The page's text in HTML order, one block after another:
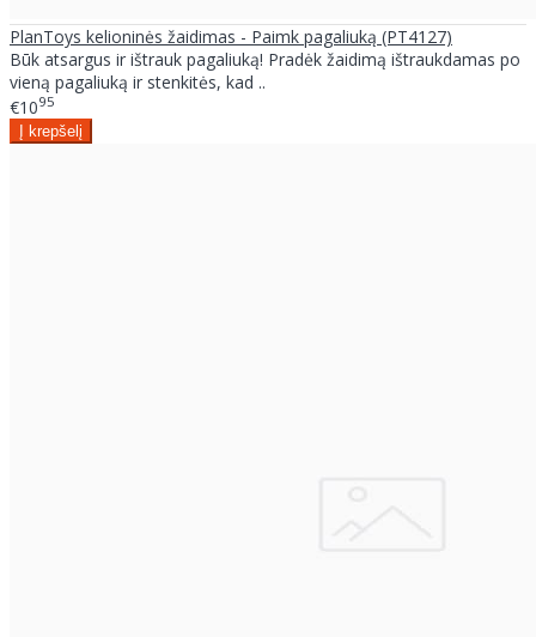
PlanToys kelioninės žaidimas - Paimk pagaliuką (PT4127)
Būk atsargus ir ištrauk pagaliuką! Pradėk žaidimą ištraukdamas po
vieną pagaliuką ir stenkitės, kad ..
€1095